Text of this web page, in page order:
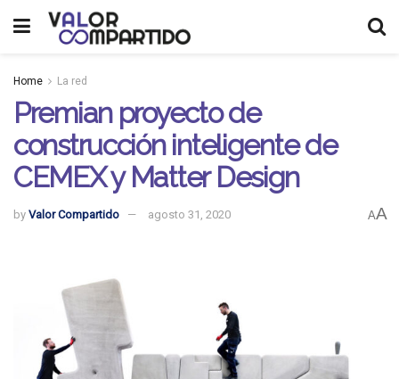
Home La red
Premian proyecto de
construcción inteligente de
CEMEX y Matter Design
by Valor Compartido agosto 31, 2020 AA